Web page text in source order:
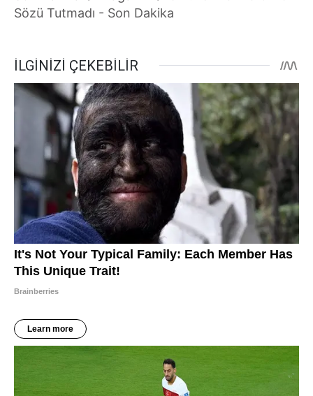
Sözü Tutmadı - Son Dakika